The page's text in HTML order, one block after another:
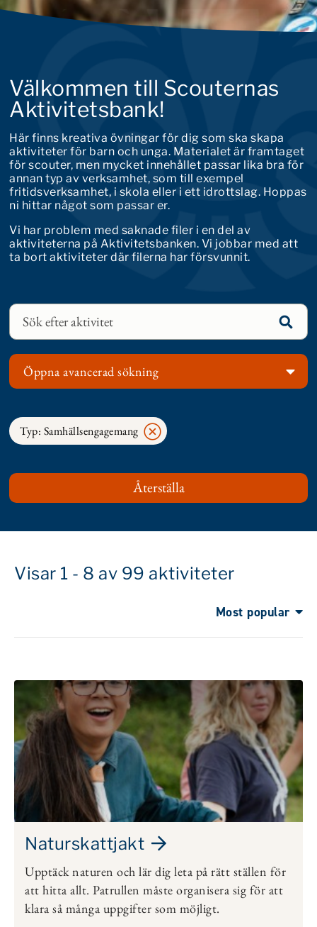
Välkommen till Scouternas
Aktivitetsbank!
Här finns kreativa övningar för dig som ska skapa
aktiviteter för barn och unga. Materialet är framtaget
för scouter, men mycket innehållet passar lika bra för
annan typ av verksamhet, som till exempel
fritidsverksamhet, i skola eller i ett idrottslag. Hoppas
ni hittar något som passar er.
Vi har problem med saknade filer i en del av
aktiviteterna på Aktivitetsbanken. Vi jobbar med att
ta bort aktiviteter där filerna har försvunnit.
Öppna avancerad sökning
Typ: Samhällsengagemang
Visar 1 - 8 av 99 aktiviteter
Most popular
Naturskattjakt
Upptäck naturen och lär dig leta på rätt ställen för
att hitta allt. Patrullen måste organisera sig för att
klara så många uppgifter som möjligt.